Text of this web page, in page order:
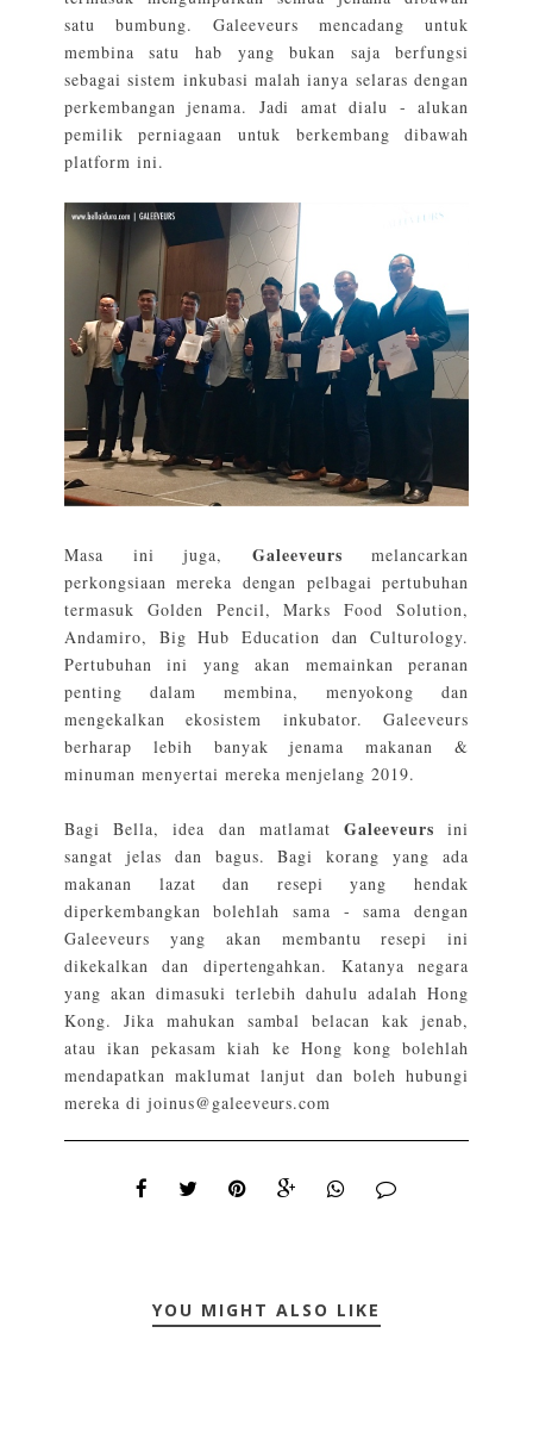
satu bumbung. Galeeveurs mencadang untuk
membina satu hab yang bukan saja berfungsi
sebagai sistem inkubasi malah ianya selaras dengan
perkembangan jenama. Jadi amat dialu - alukan
pemilik perniagaan untuk berkembang dibawah
platform ini.
Masa ini juga, Galeeveursmelancarkan
perkongsiaan mereka dengan pelbagai pertubuhan
termasuk Golden Pencil, Marks Food Solution,
Andamiro, Big Hub Education dan Culturology.
Pertubuhan ini yang akan memainkan peranan
penting dalam membina, menyokong dan
mengekalkan ekosistem inkubator. Galeeveurs
berharap lebih banyak jenama makanan &
minuman menyertai mereka menjelang 2019.
Bagi Bella, idea dan matlamat Galeeveurs ini
sangat jelas dan bagus. Bagi korang yang ada
makanan lazat dan resepi yang hendak
diperkembangkan bolehlah sama - sama dengan
Galeeveurs yang akan membantu resepi ini
dikekalkan dan dipertengahkan. Katanya negara
yang akan dimasuki terlebih dahulu adalah Hong
Kong. Jika mahukan sambal belacan kak jenab,
atau ikan pekasam kiah ke Hong kong bolehlah
mendapatkan maklumat lanjut dan boleh hubungi
mereka di joinus@galeeveurs.com
YOU MIGHT ALSO LIKE